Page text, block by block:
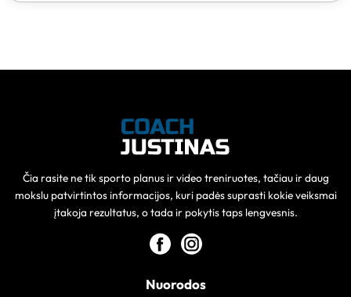
Čia rasite ne tik sporto planus ir video treniruotes, tačiau ir daug
mokslu patvirtintos informacijos, kuri padės suprasti kokie veiksmai
įtakoja rezultatus, o tada ir pokytis taps lengvesnis.
Nuorodos